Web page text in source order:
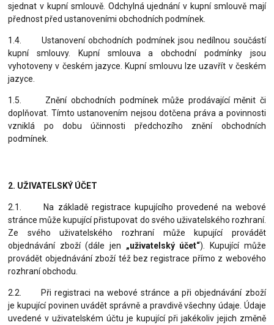
sjednat v kupní smlouvě. Odchylná ujednání v kupní smlouvě mají
přednost před ustanoveními obchodních podmínek.
1.4. Ustanovení obchodních podmínek jsou nedílnou součástí
kupní smlouvy. Kupní smlouva a obchodní podmínky jsou
vyhotoveny v českém jazyce. Kupní smlouvu lze uzavřít v českém
jazyce.
1.5. Znění obchodních podmínek může prodávající měnit či
doplňovat. Tímto ustanovením nejsou dotčena práva a povinnosti
vzniklá po dobu účinnosti předchozího znění obchodních
podmínek.
2. UŽIVATELSKÝ ÚČET
2.1. Na základě registrace kupujícího provedené na webové
stránce může kupující přistupovat do svého uživatelského rozhraní.
Ze svého uživatelského rozhraní může kupující provádět
objednávání zboží (dále jen „uživatelský účet“). Kupující může
provádět objednávání zboží též bez registrace přímo z webového
rozhraní obchodu.
2.2. Při registraci na webové stránce a při objednávání zboží
je kupující povinen uvádět správně a pravdivě všechny údaje. Údaje
uvedené v uživatelském účtu je kupující při jakékoliv jejich změně